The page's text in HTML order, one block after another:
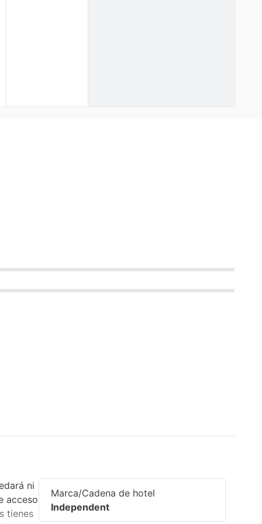
Marca/Cadena de hotel
Independent
ni
acceso
tienes